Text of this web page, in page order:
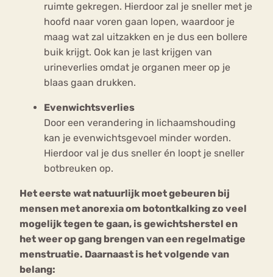
ruimte gekregen. Hierdoor zal je sneller met je
hoofd naar voren gaan lopen, waardoor je
maag wat zal uitzakken en je dus een bollere
buik krijgt. Ook kan je last krijgen van
urineverlies omdat je organen meer op je
blaas gaan drukken.
Evenwichtsverlies
Door een verandering in lichaamshouding
kan je evenwichtsgevoel minder worden.
Hierdoor val je dus sneller én loopt je sneller
botbreuken op.
Het eerste wat natuurlijk moet gebeuren bij
mensen met anorexia om botontkalking zo veel
mogelijk tegen te gaan, is gewichtsherstel en
het weer op gang brengen van een regelmatige
menstruatie. Daarnaast is het volgende van
belang: